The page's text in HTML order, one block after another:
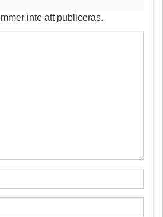
inte att publiceras.